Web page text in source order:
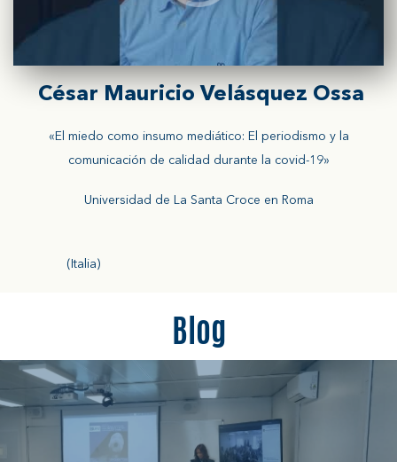
César Mauricio Velásquez Ossa
«El miedo como insumo mediático: El periodismo y la
comunicación de calidad durante la covid-19»
Universidad de La Santa Croce en Roma
(Italia)
Blog